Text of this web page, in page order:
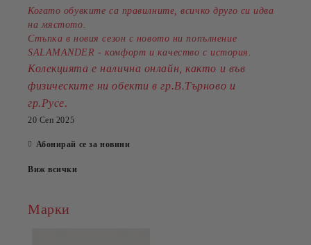
Когато обувките са правилните, всичко друго си идва
на мястото.
Стъпка в новия сезон с новото ни попълнение
SALAMANDER - комфорт и качество с история.
Колекцията е налична онлайн, както и във
физическите ни обекти в гр.В.Търново и
гр.Русе.
20 Сеп 2025
Абонирай се за новини
Виж всички
Марки